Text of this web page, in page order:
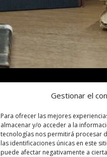
Gestionar el
Para ofrecer las mejores
almacenar y/o acceder a la
tecnologías nos permitirá procesar
las identificaciones únicas en este
puede afectar negativamente a